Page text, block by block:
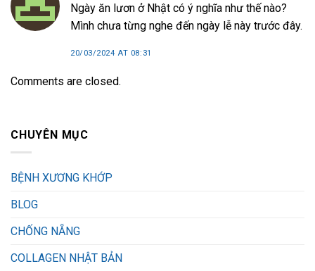
Ngày ăn lươn ở Nhật có ý nghĩa như thế nào?
Mình chưa từng nghe đến ngày lễ này trước đây.
20/03/2024 AT 08:31
Comments are closed.
CHUYÊN MỤC
BỆNH XƯƠNG KHỚP
BLOG
CHỐNG NẴNG
COLLAGEN NHẬT BẢN